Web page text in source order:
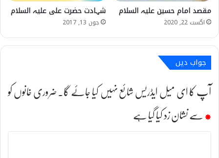
مقصد امام حسین علیہ السلام
اگست 22, 2020
شہادت حضرت علی علیہ السلام
جون 13, 2017
جواب دیں
آپ کا ای میل ایڈریس شائع نہیں کیا جائے گا۔ضروری خانوں کو
*سے نشان زد کیا گیا ہے
ت